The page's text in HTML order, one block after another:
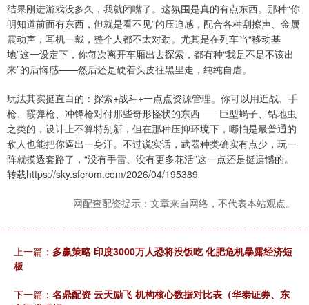
结果刚进游戏没多久，我就闭嘴了。这氛围是真的有点东西。那种“你
明知道前面有东西，但就是看不见”的压迫感，配合各种刮擦声、金属
震动声，耳机一戴，整个人都不太对劲。尤其是在列车当“移动基
地”这一设定下，你每次离开车厢出去探索，都有种“我是不是不该出
来”的后悔感——然后还是硬着头皮往黑里走，纯纯自虐。
玩法其实挺直白的：探索+战斗+一点点资源管理。你可以用近战、手
枪、霰弹枪、冲锋枪对付那些奇形怪状的东西——巨型蝎子、钻地虫
之类的，设计上不算特别新，但在那种压抑环境下，哪怕是最普通的
敌人也能把你逼出一身汗。不过说实话，武器种类确实有点少，玩一
阵就摸透套路了，“没有手雷、没有更多花活”这一点还是挺遗憾的。
转载https://sky.sfcrom.com/2026/04/195389
网配查配资提示：文章来自网络，不代表本站观点。
上一篇： 多赢策略 印度3000万人恐将没饭吃 化肥危机暴露经济短
板
下一篇： 名鼎配资 云天励飞 机构核心数据对比表（华泰证券、东